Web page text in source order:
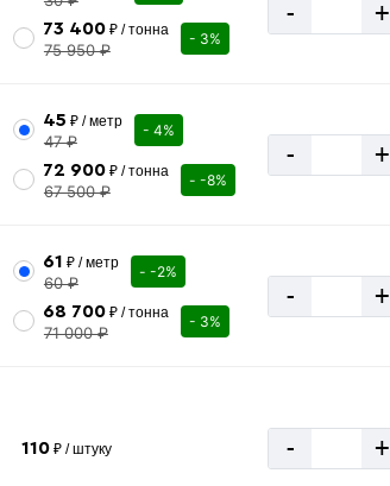
73 400₽ / тонна
75 950 ₽
- 3%
- +
45 ₽ / метр
47 ₽
- 4%
72 900₽ / тонна
67 500 ₽
- -8%
- +
61 ₽ / метр
60 ₽
- -2%
68 700₽ / тонна
71 000 ₽
- 3%
- +
110₽ / штуку - +
ПВХ
25 мм
Россия
3 м